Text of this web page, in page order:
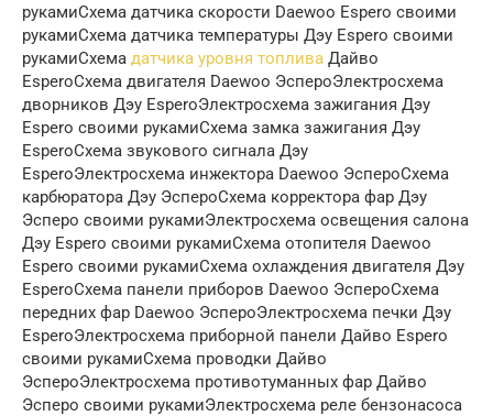
рукамиСхема датчика скорости Daewoo Espero своими
рукамиСхема датчика температуры Дэу Espero своими
рукамиСхема датчика уровня топлива Дайво
EsperoСхема двигателя Daewoo ЭспероЭлектросхема
дворников Дэу EsperoЭлектросхема зажигания Дэу
Espero своими рукамиСхема замка зажигания Дэу
EsperoСхема звукового сигнала Дэу
EsperoЭлектросхема инжектора Daewoo ЭспероСхема
карбюратора Дэу ЭспероСхема корректора фар Дэу
Эсперо своими рукамиЭлектросхема освещения салона
Дэу Espero своими рукамиСхема отопителя Daewoo
Espero своими рукамиСхема охлаждения двигателя Дэу
EsperoСхема панели приборов Daewoo ЭспероСхема
передних фар Daewoo ЭспероЭлектросхема печки Дэу
EsperoЭлектросхема приборной панели Дайво Espero
своими рукамиСхема проводки Дайво
ЭспероЭлектросхема противотуманных фар Дайво
Эсперо своими рукамиЭлектросхема реле бензонасоса